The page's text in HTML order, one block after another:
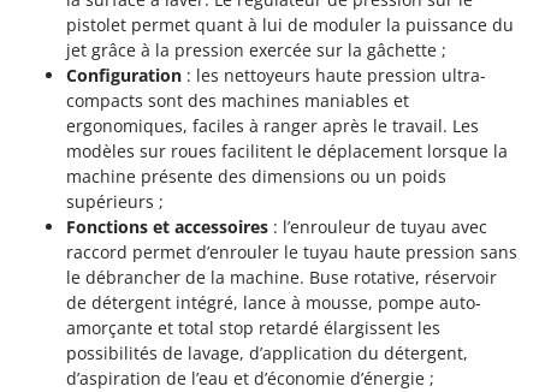
pistolet permet quant à lui de moduler la puissance du
jet grâce à la pression exercée sur la gâchette ;
Configuration : les nettoyeurs haute pression ultra-
compacts sont des machines maniables et
ergonomiques, faciles à ranger après le travail. Les
modèles sur roues facilitent le déplacement lorsque la
machine présente des dimensions ou un poids
supérieurs ;
Fonctions et accessoires : l’enrouleur de tuyau avec
raccord permet d’enrouler le tuyau haute pression sans
le débrancher de la machine. Buse rotative, réservoir
de détergent intégré, lance à mousse, pompe auto-
amorçante et total stop retardé élargissent les
possibilités de lavage, d’application du détergent,
d’aspiration de l’eau et d’économie d’énergie ;